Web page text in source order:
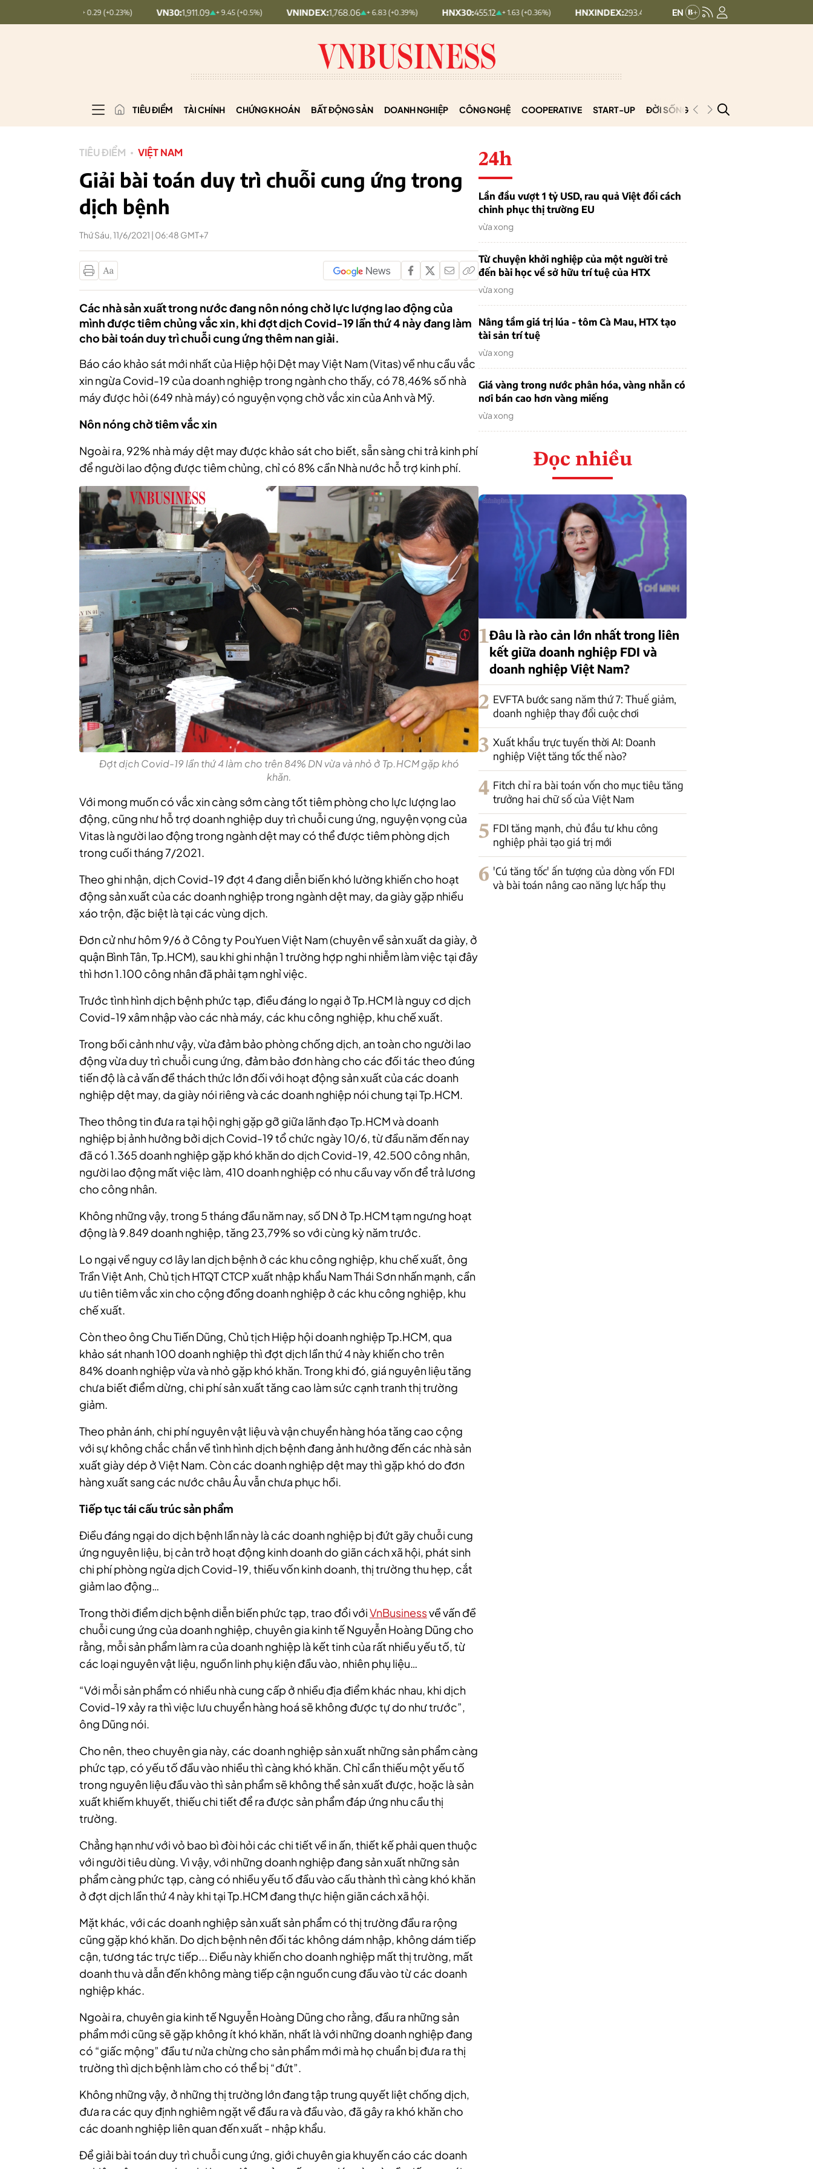
+ 0.29 (+0.23%) VN30: 1,911.09 + 9.45 (+0.5%) VNINDEX: 1,768.06 + 6.83 (+0.39%) HNX30: 455.12 + 1.63 (+0.36%) HNXINDEX:293.44 + 0.25 (+0.09%) UPCOMINDEX:
TIÊU ĐIỂM TÀI CHÍNH CHỨNG KHOÁN BẤT ĐỘNG SẢN DOANH NGHIỆP CÔNG NGHỆ COOPERATIVE START-UP ĐỜI SỐNG PODCAST
TIÊU ĐIỂM VIỆT NAM
Giải bài toán duy trì chuỗi cung ứng trong
dịch bệnh
Thứ Sáu, 11/6/2021 | 06:48 GMT+7
Các nhà sản xuất trong nước đang nôn nóng chờ lực lượng lao động của
mình được tiêm chủng vắc xin, khi đợt dịch Covid-19 lần thứ 4 này đang làm
cho bài toán duy trì chuỗi cung ứng thêm nan giải.
Báo cáo khảo sát mới nhất của Hiệp hội Dệt may Việt Nam (Vitas) về nhu cầu vắc
xin ngừa Covid-19 của doanh nghiệp trong ngành cho thấy, có 78,46% số nhà
máy được hỏi (649 nhà máy) có nguyện vọng chờ vắc xin của Anh và Mỹ.
Nôn nóng chờ tiêm vắc xin
Ngoài ra, 92% nhà máy dệt may được khảo sát cho biết, sẵn sàng chi trả kinh phí
để người lao động được tiêm chủng, chỉ có 8% cần Nhà nước hỗ trợ kinh phí.
Đợt dịch Covid-19 lần thứ 4 làm cho trên 84% DN vừa và nhỏ ở Tp.HCM gặp khó
khăn.
Với mong muốn có vắc xin càng sớm càng tốt tiêm phòng cho lực lượng lao
động, cũng như hỗ trợ doanh nghiệp duy trì chuỗi cung ứng, nguyện vọng của
Vitas là người lao động trong ngành dệt may có thể được tiêm phòng dịch
trong cuối tháng 7/2021.
Theo ghi nhận, dịch Covid-19 đợt 4 đang diễn biến khó lường khiến cho hoạt
động sản xuất của các doanh nghiệptrong ngành dệt may, da giày gặp nhiều
xáo trộn, đặc biệt là tại các vùng dịch.
Đơn cử như hôm 9/6 ở Công ty PouYuen Việt Nam (chuyên về sản xuất da giày, ở
quận Bình Tân, Tp.HCM), sau khi ghi nhận 1 trường hợp nghi nhiễm làm việc tại đây
thì hơn 1.100 công nhân đã phải tạm nghỉ việc.
Trước tình hình dịch bệnh phức tạp, điều đáng lo ngại ở Tp.HCM là nguy cơ dịch
Covid-19 xâm nhập vào các nhà máy, các khu công nghiệp, khu chế xuất.
Trong bối cảnh như vậy, vừa đảm bảo phòng chống dịch, an toàn cho người lao
động vừa duy trì chuỗi cung ứng, đảm bảo đơn hàng cho các đối tác theo đúng
tiến độ là cả vấn đề thách thức lớn đối với hoạt động sản xuất của các doanh
nghiệp dệt may, da giày nói riêng và các doanh nghiệp nói chung tại Tp.HCM.
Theo thông tin đưa ra tại hội nghị gặp gỡ giữa lãnh đạo Tp.HCM và doanh
nghiệp bị ảnh hưởng bởi dịch Covid-19 tổ chức ngày 10/6, từ đầu năm đến nay
đã có 1.365 doanh nghiệp gặp khó khăn do dịch Covid-19, 42.500 công nhân,
người lao động mất việc làm, 410 doanh nghiệp có nhu cầu vay vốn để trả lương
cho công nhân.
Không những vậy, trong 5 tháng đầu năm nay, số DN ở Tp.HCM tạm ngưng hoạt
động là 9.849 doanh nghiệp, tăng 23,79% so với cùng kỳ năm trước.
Lo ngại về nguy cơ lây lan dịch bệnh ở các khu công nghiệp, khu chế xuất, ông
Trần Việt Anh, Chủ tịch HTQT CTCP xuất nhập khẩu Nam Thái Sơn nhấn mạnh, cần
ưu tiên tiêm vắc xin cho cộng đồng doanh nghiệp ở các khu công nghiệp, khu
chế xuất.
Còn theo ông Chu Tiến Dũng, Chủ tịch Hiệp hội doanh nghiệpTp.HCM, qua
khảo sát nhanh 100 doanh nghiệpthì đợt dịch lần thứ 4 này khiến cho trên
84% doanh nghiệpvừa và nhỏ gặp khó khăn. Trong khi đó, giá nguyên liệu tăng
chưa biết điểm dừng, chi phí sản xuất tăng cao làm sức cạnh tranh thị trường
giảm.
Theo phản ánh, chi phí nguyên vật liệu và vận chuyển hàng hóa tăng cao cộng
với sự không chắc chắn về tình hình dịch bệnh đang ảnh hưởng đến các nhà sản
xuất giày dép ở Việt Nam. Còn các doanh nghiệp dệt may thì gặp khó do đơn
hàng xuất sang các nước châu Âu vẫn chưa phục hồi.
Tiếp tục tái cấu trúc sản phẩm
Điều đáng ngại do dịch bệnh lần này là các doanh nghiệp bị đứt gãy chuỗi cung
ứng nguyên liệu, bị cản trở hoạt động kinh doanh do giãn cách xã hội, phát sinh
chi phí phòng ngừa dịch Covid-19, thiếu vốn kinh doanh, thị trường thu hẹp, cắt
giảm lao động…
Trong thời điểm dịch bệnh diễn biến phức tạp, trao đổi vớiVnBusinessvề vấn đề
chuỗi cung ứng của doanh nghiệp, chuyên gia kinh tế Nguyễn Hoàng Dũng cho
rằng, mỗi sản phẩm làm ra của doanh nghiệp là kết tinh của rất nhiều yếu tố, từ
các loại nguyên vật liệu, nguồn linh phụ kiện đầu vào, nhiên phụ liệu…
“Với mỗi sản phẩm có nhiều nhà cung cấp ở nhiều địa điểm khác nhau, khi dịch
Covid-19 xảy ra thì việc lưu chuyển hàng hoá sẽ không được tự do như trước”,
ông Dũng nói.
Cho nên, theo chuyên gia này, các doanh nghiệp sản xuất những sản phẩm càng
phức tạp, có yếu tố đầu vào nhiều thì càng khó khăn. Chỉ cần thiếu một yếu tố
trong nguyên liệu đầu vào thì sản phẩm sẽ không thể sản xuất được, hoặc là sản
xuất khiếm khuyết, thiếu chi tiết để ra được sản phẩm đáp ứng nhu cầu thị
trường.
Chẳng hạn như với vỏ bao bì đòi hỏi các chi tiết về in ấn, thiết kế phải quen thuộc
với người tiêu dùng. Vì vậy, với những doanh nghiệp đang sản xuất những sản
phẩm càng phức tạp, càng có nhiều yếu tố đầu vào cấu thành thì càng khó khăn
ở đợt dịch lần thứ 4 này khi tại Tp.HCM đang thực hiện giãn cách xã hội.
Mặt khác, với các doanh nghiệp sản xuất sản phẩm có thị trường đầu ra rộng
cũng gặp khó khăn. Do dịch bệnh nên đối tác không dám nhập, không dám tiếp
cận, tương tác trực tiếp... Điều này khiến cho doanh nghiệp mất thị trường, mất
doanh thu và dẫn đến không màng tiếp cận nguồn cung đầu vào từ các doanh
nghiệp khác.
Ngoài ra, chuyên gia kinh tế Nguyễn Hoàng Dũng cho rằng, đầu ra những sản
phẩm mới cũng sẽ gặp không ít khó khăn, nhất là với những doanh nghiệp đang
có “giấc mộng” đầu tư nửa chừng cho sản phẩm mới mà họ chuẩn bị đưa ra thị
trường thì dịch bệnh làm cho có thể bị “đứt”.
Không những vậy, ở những thị trường lớn đang tập trung quyết liệt chống dịch,
đưa ra các quy định nghiêm ngặt về đầu ra và đầu vào, đã gây ra khó khăn cho
các doanh nghiệp liên quan đến xuất - nhập khẩu.
Để giải bài toán duy trì chuỗi cung ứng, giới chuyên gia khuyến cáo các doanh
24h
Lần đầu vượt 1 tỷ USD, rau quả Việt đổi cách
chinh phục thị trường EU
vừa xong
Từ chuyện khởi nghiệp của một người trẻ
đến bài học về sở hữu trí tuệ của HTX
vừa xong
Nâng tầm giá trị lúa - tôm Cà Mau, HTX tạo
tài sản trí tuệ
vừa xong
Giá vàng trong nước phân hóa, vàng nhẫn có
nơi bán cao hơn vàng miếng
vừa xong
Đọc nhiều
1Đâu là rào cản lớn nhất trong liên
kết giữa doanh nghiệp FDI và
doanh nghiệp Việt Nam?
2 EVFTA bước sang năm thứ 7: Thuế giảm,
doanh nghiệp thay đổi cuộc chơi
3 Xuất khẩu trực tuyến thời AI: Doanh
nghiệp Việt tăng tốc thế nào?
4 Fitch chỉ ra bài toán vốn cho mục tiêu tăng
trưởng hai chữ số của Việt Nam
5 FDI tăng mạnh, chủ đầu tư khu công
nghiệp phải tạo giá trị mới
6 'Cú tăng tốc' ấn tượng của dòng vốn FDI
và bài toán nâng cao năng lực hấp thụ